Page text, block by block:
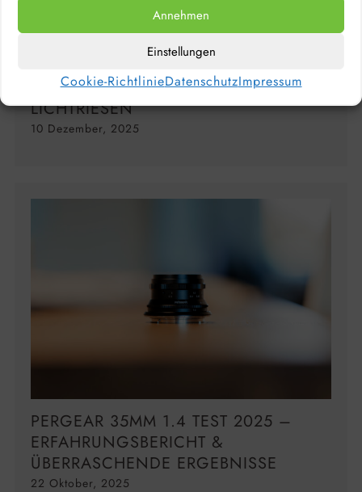
Annehmen
Einstellungen
Cookie-RichtlinieDatenschutzImpressum
CANON RF 45MM 1.2 STM TEST –
REVIEW DES GÜNSTIGEN
LICHTRIESEN
10 Dezember, 2025
PERGEAR 35MM 1.4 TEST 2025 –
ERFAHRUNGSBERICHT &
ÜBERRASCHENDE ERGEBNISSE
22 Oktober, 2025